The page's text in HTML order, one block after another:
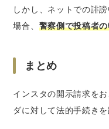
しかし、ネットでの誹
場合、 警察側で投稿者
まとめ
インスタの開示請求を
ダに対して法的手続き